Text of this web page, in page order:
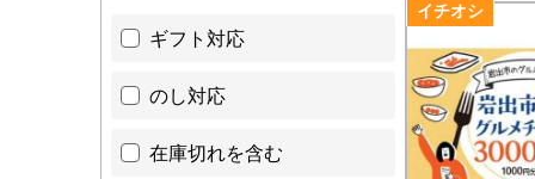
ギフト対応
のし対応
在庫切れを含む